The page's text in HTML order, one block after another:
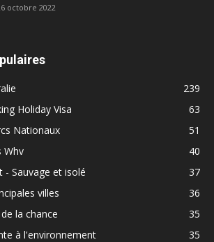
octobre 2022
239
Holiday Visa
63
Nationaux
51
Whv
40
- Sauvage et isolé
37
villes
36
la chance
35
à l'environnement
35